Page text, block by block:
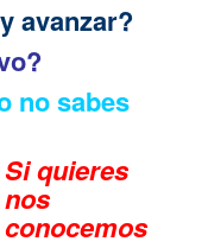
avanzar?
no sabes
Si quieres
nos
conocemos